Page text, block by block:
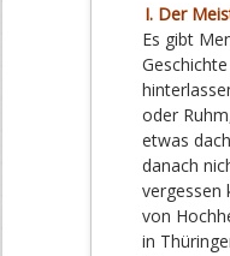
I. Der
Es gibt
oder
etwas
danach
vergessen
von
in